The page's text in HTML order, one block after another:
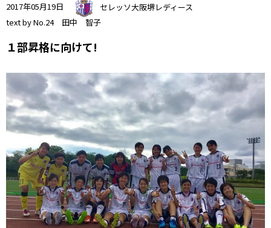
2017年05月19日
セレッソ大阪堺レディース
text by No.24 田中 智子
１部昇格に向けて!